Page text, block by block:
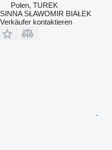
Polen, TUREK
SINNA SŁAWOMIR BIAŁEK
Verkäufer kontaktieren